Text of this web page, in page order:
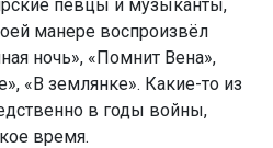
певцы и музыканты,
манере воспроизвёл
ночь», «Помнит Вена»,
«В землянке». Какие-то из
в годы войны,
время.